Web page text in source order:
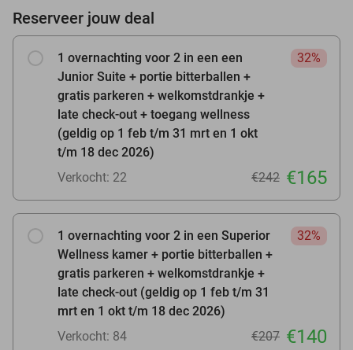
Reserveer jouw deal
1 overnachting voor 2 in een een
Junior Suite + portie bitterballen +
gratis parkeren + welkomstdrankje +
late check-out + toegang wellness
(geldig op 1 feb t/m 31 mrt en 1 okt
t/m 18 dec 2026)
32%
Verkocht: 22 €242 €165
1 overnachting voor 2 in een Superior
Wellness kamer + portie bitterballen +
gratis parkeren + welkomstdrankje +
late check-out (geldig op 1 feb t/m 31
mrt en 1 okt t/m 18 dec 2026)
32%
Verkocht: 84 €207 €140